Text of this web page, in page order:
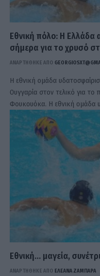
Εθνική πόλο: Η Ελλάδα
σήμερα για το χρυσό
ΑΝΑΡΤΗΘΗΚΕ ΑΠΟ
Η εθνική ομάδα
Ουγγαρία στον τελικό για
Φουκουόκα. Η εθνική ομάδα
Εθνική… μαγεία,
ΑΝΑΡΤΗΘΗΚΕ ΑΠΟ ΕΛΕΑΝΑ ΖΑΜΠΑΡΑ